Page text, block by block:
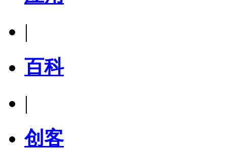
|
百科
|
创客